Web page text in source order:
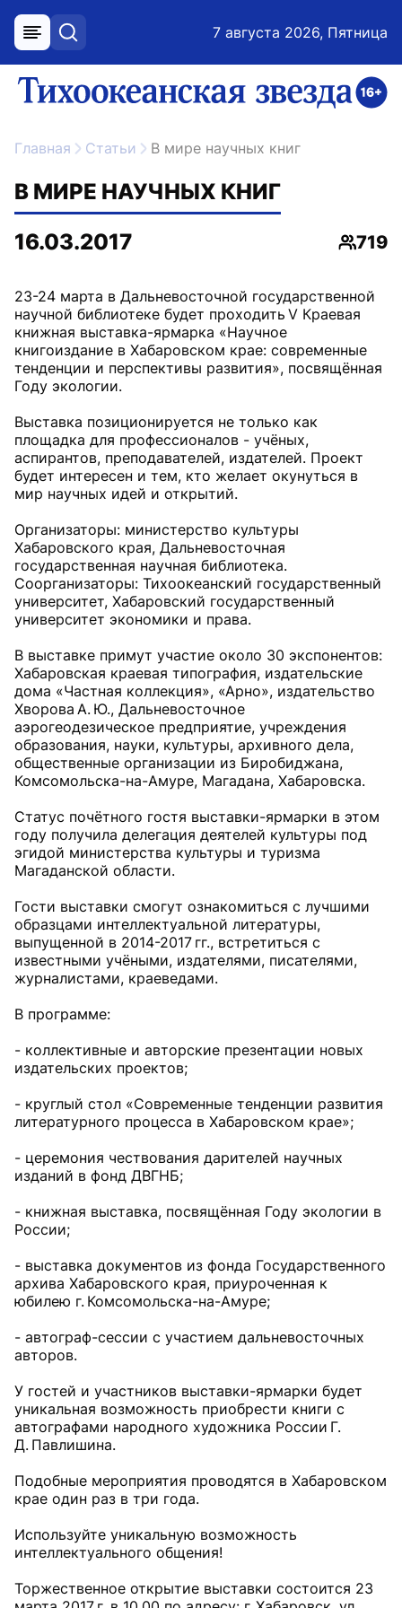
меню поиск 7 августа 2026, Пятница
ссылка на главную
Главная Статьи В мире научных книг
В МИРЕ НАУЧНЫХ КНИГ
16.03.2017
719
23-24 марта в Дальневосточной государственной
научной библиотеке будет проходить V Краевая
книжная выставка-ярмарка «Научное
книгоиздание в Хабаровском крае: современные
тенденции и перспективы развития», посвящённая
Году экологии.
Выставка позиционируется не только как
площадка для профессионалов - учёных,
аспирантов, преподавателей, издателей. Проект
будет интересен и тем, кто желает окунуться в
мир научных идей и открытий.
Организаторы: министерство культуры
Хабаровского края, Дальневосточная
государственная научная библиотека.
Соорганизаторы: Тихоокеанский государственный
университет, Хабаровский государственный
университет экономики и права.
В выставке примут участие около 30 экспонентов:
Хабаровская краевая типография, издательские
дома «Частная коллекция», «Арно», издательство
Хворова А. Ю., Дальневосточное
аэрогеодезическое предприятие, учреждения
образования, науки, культуры, архивного дела,
общественные организации из Биробиджана,
Комсомольска-на-Амуре, Магадана, Хабаровска.
Статус почётного гостя выставки-ярмарки в этом
году получила делегация деятелей культуры под
эгидой министерства культуры и туризма
Магаданской области.
Гости выставки смогут ознакомиться с лучшими
образцами интеллектуальной литературы,
выпущенной в 2014-2017 гг., встретиться с
известными учёными, издателями, писателями,
журналистами, краеведами.
В программе:
- коллективные и авторские презентации новых
издательских проектов;
- круглый стол «Современные тенденции развития
литературного процесса в Хабаровском крае»;
- церемония чествования дарителей научных
изданий в фонд ДВГНБ;
- книжная выставка, посвящённая Году экологии в
России;
- выставка документов из фонда Государственного
архива Хабаровского края, приуроченная к
юбилею г. Комсомольска-на-Амуре;
- автограф-сессии с участием дальневосточных
авторов.
У гостей и участников выставки-ярмарки будет
уникальная возможность приобрести книги с
автографами народного художника России Г.
Д. Павлишина.
Подобные мероприятия проводятся в Хабаровском
крае один раз в три года.
Используйте уникальную возможность
интеллектуального общения!
Торжественное открытие выставки состоится 23